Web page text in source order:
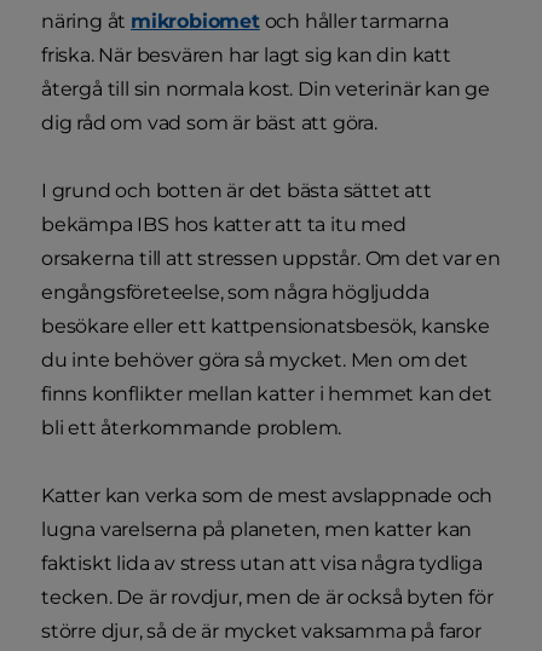
näring åt mikrobiometoch håller tarmarna
friska. När besvären har lagt sig kan din katt
återgå till sin normala kost. Din veterinär kan ge
dig råd om vad som är bäst att göra.
I grund och botten är det bästa sättet att
bekämpa IBS hos katter att ta itu med
orsakerna till att stressen uppstår. Om det var en
engångsföreteelse, som några högljudda
besökare eller ett kattpensionatsbesök, kanske
du inte behöver göra så mycket. Men om det
finns konflikter mellan katter i hemmet kan det
bli ett återkommande problem.
Katter kan verka som de mest avslappnade och
lugna varelserna på planeten, men katter kan
faktiskt lida av stress utan att visa några tydliga
tecken. De är rovdjur, men de är också byten för
större djur, så de är mycket vaksamma på faror